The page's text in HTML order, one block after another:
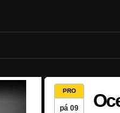
PRO
pá 09